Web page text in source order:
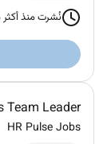
نُشرت منذ أكثر من 30
Team Leader
HR Pulse Jobs